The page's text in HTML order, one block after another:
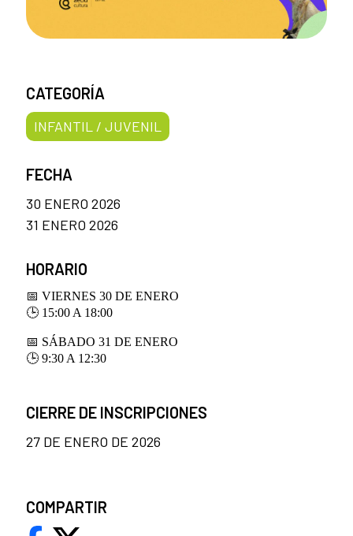
CATEGORÍA
INFANTIL / JUVENIL
FECHA
30 ENERO 2026
31 ENERO 2026
HORARIO
📅 VIERNES 30 DE ENERO
🕒 15:00 A 18:00
📅 SÁBADO 31 DE ENERO
🕒 9:30 A 12:30
CIERRE DE INSCRIPCIONES
27 DE ENERO DE 2026
COMPARTIR